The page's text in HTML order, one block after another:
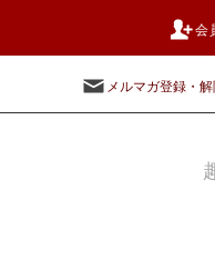
会
メルマガ登録・